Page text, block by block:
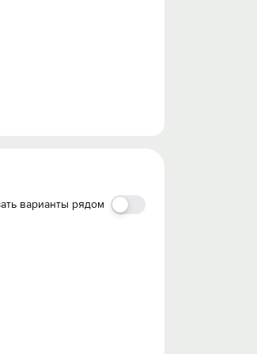
трапезничать в
варианты рядом